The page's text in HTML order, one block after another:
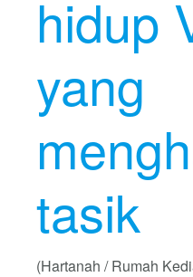
hidup
yang
tasik
(Hartanah / Rumah